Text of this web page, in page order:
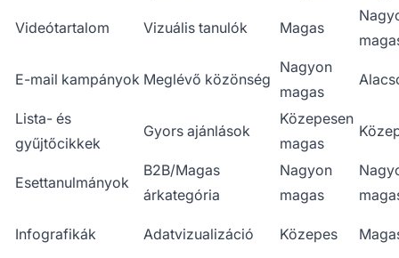
Videótartalom Vizuális tanulók Magas
E-mail kampányok Meglévő közönség
Nagyon
magas
Lista- és
gyűjtőcikkek
Gyors ajánlások
Közepesen
magas
Esettanulmányok
B2B/Magas
árkategória
Nagyon
magas
Infografikák Adatvizualizáció Közepes